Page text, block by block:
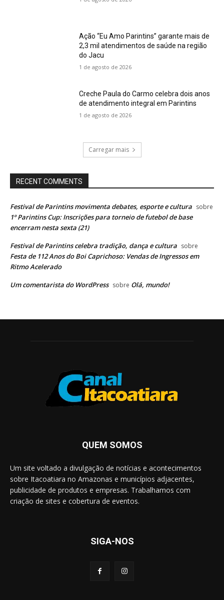
Ação “Eu Amo Parintins” garante mais de
2,3 mil atendimentos de saúde na região
do Jacu
1 de agosto de 2026
Creche Paula do Carmo celebra dois anos
de atendimento integral em Parintins
1 de agosto de 2026
Carregar mais
RECENT COMMENTS
Festival de Parintins movimenta debates, esporte e cultura sobre
1º Parintins Cup: Inscrições para torneio de futebol de base
encerram nesta sexta (21)
Festival de Parintins celebra tradição, dança e cultura sobre
Festa de 112 Anos do Boi Caprichoso: Vendas de Ingressos em
Ritmo Acelerado
Um comentarista do WordPress sobre Olá, mundo!
QUEM SOMOS
Um site voltado a divulgação de notícias e acontecimentos
sobre Itacoatiara no Amazonas e municípios adjacentes,
publicidade de produtos e empresas. Trabalhamos com
criação de sites e cobertura de eventos.
SIGA-NOS